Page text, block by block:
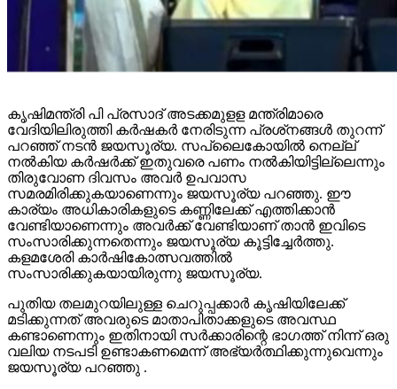
കൃഷിമന്ത്രി പി പ്രസാദ് അടക്കമുളള മന്ത്രിമാരെ
വേദിയിലിരുത്തി കര്‍ഷകര്‍ നേരിടുന്ന പ്രശ്‌നങ്ങള്‍ തുറന്ന്
പറഞ്ഞ് നടന്‍ ജയസൂര്യ. സപ്ലൈകോയില്‍ നെല്ല്
നല്‍കിയ കര്‍ഷര്‍ക്ക് ഇതുവരെ പണം നല്‍കിയിട്ടില്ലെന്നും
തിരുവോണ ദിവസം അവര്‍ ഉപവാസ
സമരമിരിക്കുകയാണെന്നും ജയസൂര്യ പറഞ്ഞു. ഈ
കാര്യം അധികാരികളുടെ കണ്ണിലേക്ക് എത്തിക്കാന്‍
വേണ്ടിയാണെന്നും അവര്‍ക്ക് വേണ്ടിയാണ് താന്‍ ഇവിടെ
സംസാരിക്കുന്നതെന്നും ജയസൂര്യ കൂട്ടിച്ചേര്‍ത്തു.
കളമശേരി കാര്‍ഷികോത്സവത്തില്‍
സംസാരിക്കുകയായിരുന്നു ജയസൂര്യ.
പുതിയ തലമുറയിലുള്ള ചെറുപ്പക്കാര്‍ കൃഷിയിലേക്ക്
മടിക്കുന്നത് അവരുടെ മാതാപിതാക്കളുടെ അവസ്ഥ
കണ്ടാണെന്നും ഇതിനായി സര്‍ക്കാരിന്റെ ഭാഗത്ത് നിന്ന് ഒരു
വലിയ നടപടി ഉണ്ടാകണമെന്ന് അഭ്യര്‍ത്ഥിക്കുന്നുവെന്നും
ജയസൂര്യ പറഞ്ഞു .